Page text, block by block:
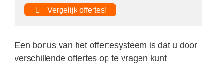
Vergelijk offertes!
Een bonus van het offertesysteem is dat u door
verschillende offertes op te vragen kunt